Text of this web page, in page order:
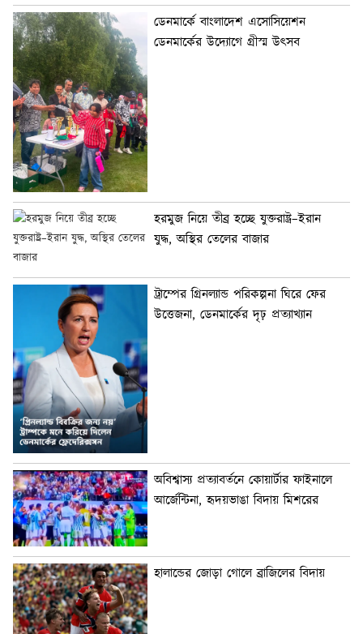
ডেনমার্কে বাংলাদেশ এসোসিয়েশন
ডেনমার্কের উদ্যোগে গ্রীস্ম উৎসব
হরমুজ নিয়ে তীব্র হচ্ছে যুক্তরাষ্ট্র–ইরান
যুদ্ধ, অস্থির তেলের বাজার
ট্রাম্পের গ্রিনল্যান্ড পরিকল্পনা ঘিরে ফের
উত্তেজনা, ডেনমার্কের দৃঢ় প্রত্যাখ্যান
অবিশ্বাস্য প্রত্যাবর্তনে কোয়ার্টার ফাইনালে
আর্জেন্টিনা, হৃদয়ভাঙা বিদায় মিশরের
হালান্ডের জোড়া গোলে ব্রাজিলের বিদায়